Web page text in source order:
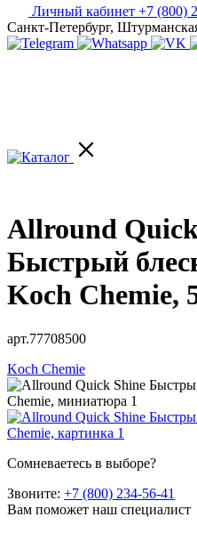
Личный кабинет +7 (800)
Санкт-Петербург,
Allround
Быстрый
Koch Chemie,
арт.77708500
Koch Chemie
Сомневаетесь в выборе?
Звоните: +7 (800) 234-56-41
Вам поможет наш специалист